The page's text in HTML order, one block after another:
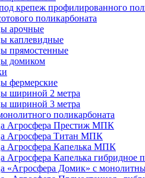
крепеж профилированного
поликарбоната
арочные
каплевидные
прямостенные
домиком
фермерские
шириной 2 метра
шириной 3 метра
поликарбоната
Агросфера Престиж МПК
Агросфера Титан МПК
Агросфера Капелька МПК
Агросфера Капелька гибридное
«Агросфера Домик» с